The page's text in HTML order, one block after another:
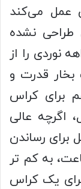
عمل می‌کند
طراحی نشده
نوردی را از
اما ۱۷۰ اسب بخار قدرت و
برای کراس
اگرچه عالی
رساندن
بر ساعت، به کم تر
برای یک کراس